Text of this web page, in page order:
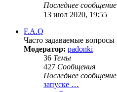
Последнее сообщение
13 июл 2020, 19:55
F.A.Q
Часто задаваемые вопросы
Модератор: padonki
36 Темы
427 Сообщения
Последнее сообщение
запуске …